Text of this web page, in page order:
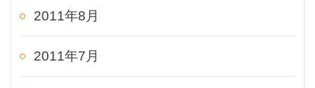
2011年8月
2011年7月